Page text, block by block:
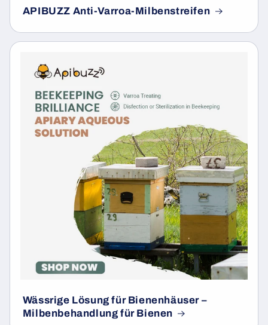
APIBUZZ Anti-Varroa-Milbenstreifen
Wässrige Lösung für Bienenhäuser –
Milbenbehandlung für Bienen